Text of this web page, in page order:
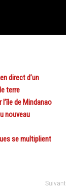
direct d’un
terre
l’île de Mindanao
nouveau
se multiplient
Suivant